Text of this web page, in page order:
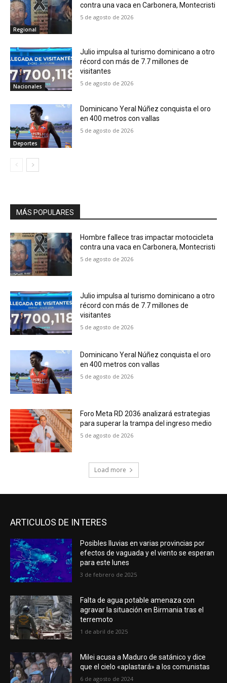
Regional
contra una vaca en Carbonera, Montecristi
5 de agosto de 2026
Nacionales
Julio impulsa al turismo dominicano a otro
récord con más de 7.7 millones de
visitantes
5 de agosto de 2026
Deportes
Dominicano Yeral Núñez conquista el oro
en 400 metros con vallas
5 de agosto de 2026
MÁS POPULARES
Hombre fallece tras impactar motocicleta
contra una vaca en Carbonera, Montecristi
5 de agosto de 2026
Julio impulsa al turismo dominicano a otro
récord con más de 7.7 millones de
visitantes
5 de agosto de 2026
Dominicano Yeral Núñez conquista el oro
en 400 metros con vallas
5 de agosto de 2026
Foro Meta RD 2036 analizará estrategias
para superar la trampa del ingreso medio
5 de agosto de 2026
Load more
ARTICULOS DE INTERES
Posibles lluvias en varias provincias por
efectos de vaguada y el viento se esperan
para este lunes
3 de febrero de 2025
Falta de agua potable amenaza con
agravar la situación en Birmania tras el
terremoto
1 de abril de 2025
Milei acusa a Maduro de satánico y dice
que el cielo «aplastará» a los comunistas
6 de agosto de 2024